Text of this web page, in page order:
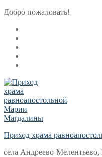
Перейти
содержимому
Меню
Закрыть
Добро пожаловать!
Приход храма
села Андреево-